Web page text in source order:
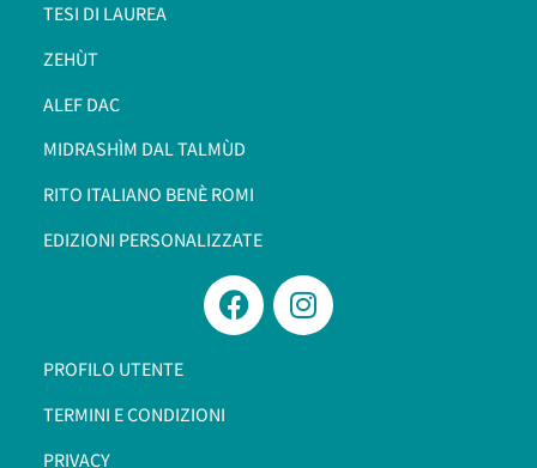
TESI DI LAUREA
ZEHÙT
ALEF DAC
MIDRASHÌM DAL TALMÙD
RITO ITALIANO BENÈ ROMI​
EDIZIONI PERSONALIZZATE
PROFILO UTENTE
TERMINI E CONDIZIONI
PRIVACY